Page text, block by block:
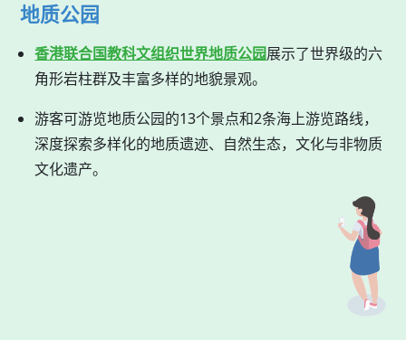
地质公园
香港联合国教科文组织世界地质公园展示了世界级的六
角形岩柱群及丰富多样的地貌景观。
游客可游览地质公园的13个景点和2条海上游览路线，
深度探索多样化的地质遗迹、自然生态，文化与非物质
文化遗产。